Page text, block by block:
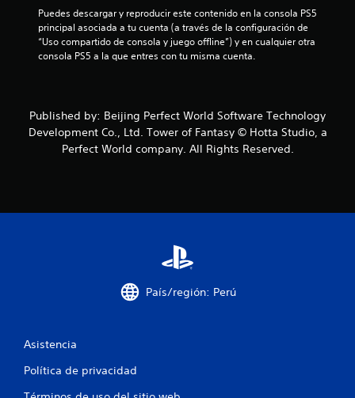
Puedes descargar y reproducir este contenido en la consola PS5
principal asociada a tu cuenta (a través de la configuración de
“Uso compartido de consola y juego offline”) y en cualquier otra
consola PS5 a la que entres con tu misma cuenta.
Published by: Beijing Perfect World Software Technology
Development Co., Ltd. Tower of Fantasy © Hotta Studio, a
Perfect World company. All Rights Reserved.
País/región: Perú
Asistencia
Política de privacidad